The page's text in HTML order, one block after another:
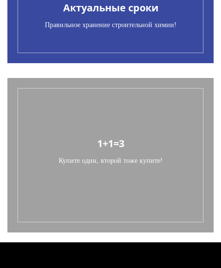
Актуальные сроки
Правильное хранение строительной химии!
1+1=3
Купите один, второй тоже купите!